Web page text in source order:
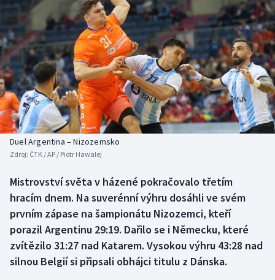
DALŠÍ SPORTY
Americký fotbal
Baseball a softbal
Basketbal
Biatlon
Box
Curling
Dostihy
NEPŘEHLÉDNĚTE
Soutěže
Historické návraty
Aplikace ČT sport
Duel Argentina – Nizozemsko
Zdroj: ČTK / AP / Piotr Hawalej
Mistrovství světa v házené pokračovalo třetím
hracím dnem. Na suverénní výhru dosáhli ve svém
prvním zápase na šampionátu Nizozemci, kteří
porazil Argentinu 29:19. Dařilo se i Německu, které
zvítězilo 31:27 nad Katarem. Vysokou výhru 43:28 nad
silnou Belgií si připsali obhájci titulu z Dánska.